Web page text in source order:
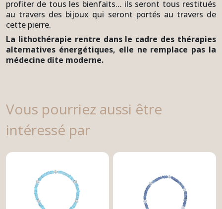
profiter de tous les bienfaits… ils seront tous restitués
au travers des bijoux qui seront portés au travers de
cette pierre.
La lithothérapie rentre dans le cadre des thérapies
alternatives énergétiques, elle ne remplace pas la
médecine dite moderne.
Vous pourriez aussi être
intéressé par